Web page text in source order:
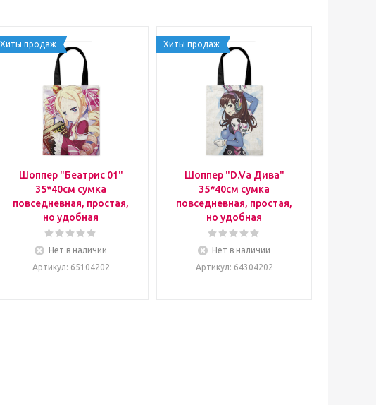
Хиты продаж
Шоппер "Беатрис 01"
35*40см сумка
повседневная, простая,
но удобная
Нет в наличии
Артикул: 65104202
Хиты продаж
Шоппер "D.Va Дива"
35*40см сумка
повседневная, простая,
но удобная
Нет в наличии
Артикул: 64304202